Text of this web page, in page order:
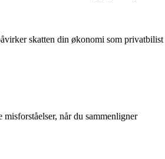
skatten din økonomi som privatbilist
når du sammenligner